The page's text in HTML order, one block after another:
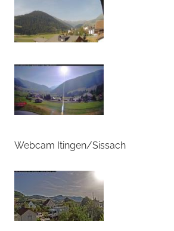
Webcam Itingen/Sissach